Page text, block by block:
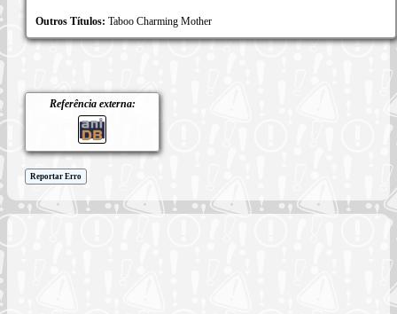
Outros Títulos: Taboo Charming Mother
Referência externa:
Reportar Erro